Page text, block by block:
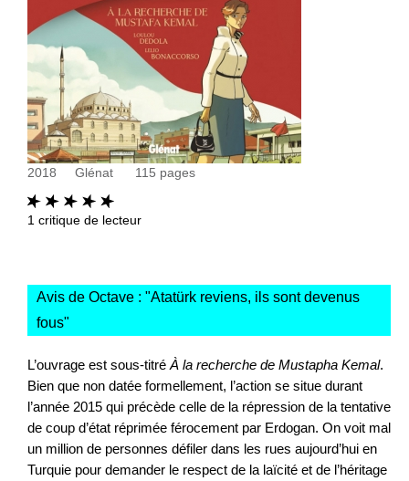
2018 Glénat 115 pages
1 critique de lecteur
Avis de Octave : "Atatürk reviens, ils sont devenus
fous"
L’ouvrage est sous-titré À la recherche de Mustapha Kemal.
Bien que non datée formellement, l’action se situe durant
l’année 2015 qui précède celle de la répression de la tentative
de coup d’état réprimée férocement par Erdogan. On voit mal
un million de personnes défiler dans les rues aujourd’hui en
Turquie pour demander le respect de la laïcité et de l’héritage